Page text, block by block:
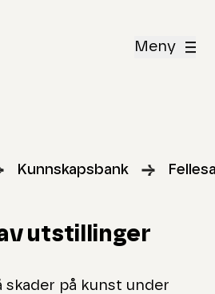
Meny
Kunnskapsbank
utstillinger
skader på kunst under